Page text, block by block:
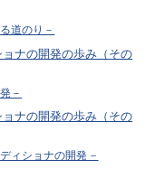
道のり－
ナの開発の歩み（その
－
ナの開発の歩み（その
ィショナの開発－